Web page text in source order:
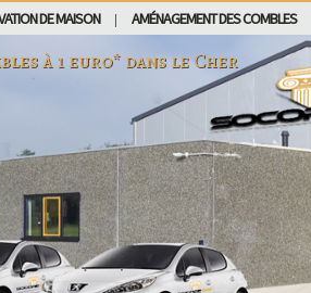
DE MAISON AMÉNAGEMENT DES COMBLES
à 1 euro* dansle Cher